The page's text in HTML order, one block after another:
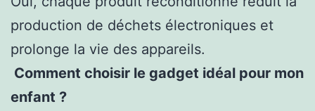
production de déchets électroniques et
prolonge la vie des appareils.
Comment choisir le gadget idéal pour mon
enfant ?